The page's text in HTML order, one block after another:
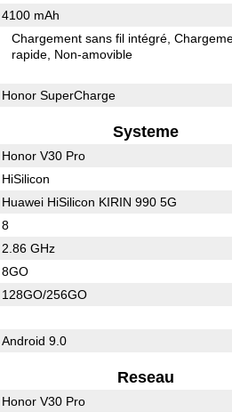
4100 mAh
Chargement sans fil intégré
rapide Non-amovible
Honor SuperCharge
Systeme
Honor V30 Pro
HiSilicon
Huawei HiSilicon KIRIN 990 5G
8
2.86 GHz
8GO
128GO/256GO
Android 9.0
Reseau
Honor V30 Pro